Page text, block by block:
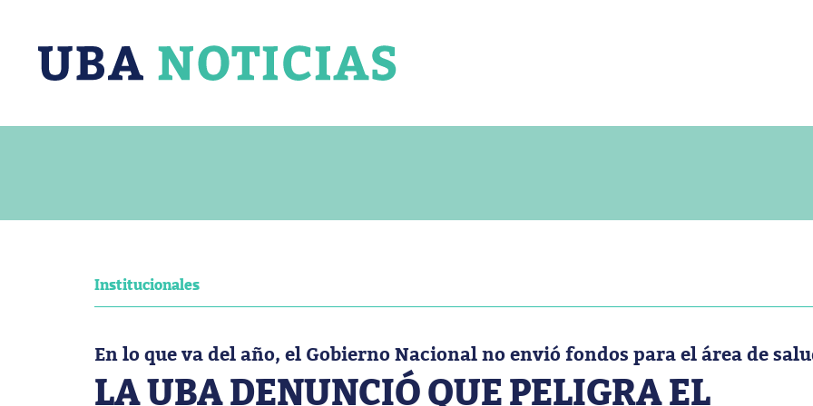
Institucionales
En lo que va del año, el Gobierno Nacional no envió fondos para el área de
LA UBA DENUNCIÓ QUE PELIGRA EL